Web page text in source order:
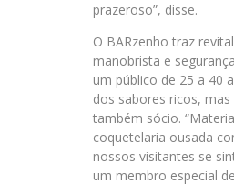
prazeroso”, disse.
O BARzenho traz
manobrista e
um público de 25 a 40
dos sabores ricos,
também sócio.
coquetelaria ousada
nossos visitantes se
um membro especial